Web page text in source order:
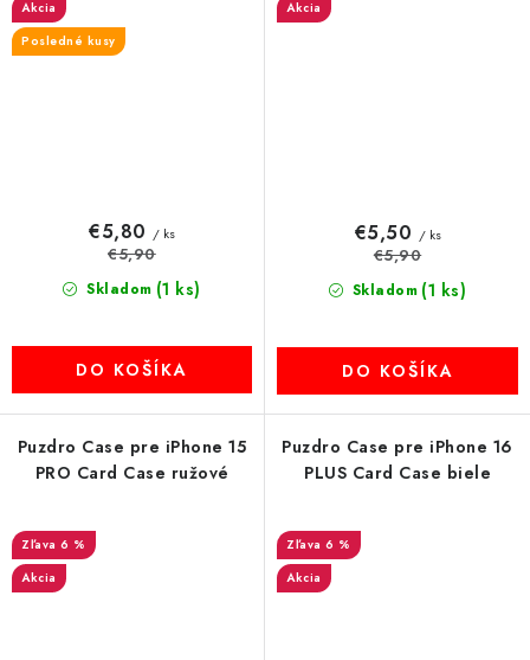
Akcia
Posledné kusy
Skladom (1 ks)
€5,80 / ks
€5,90
DO KOŠÍKA
Akcia
Skladom (1 ks)
€5,50 / ks
€5,90
DO KOŠÍKA
Puzdro Case pre iPhone 15
PRO Card Case ružové
6 %
Akcia
Puzdro Case pre iPhone 16
PLUS Card Case biele
6 %
Akcia